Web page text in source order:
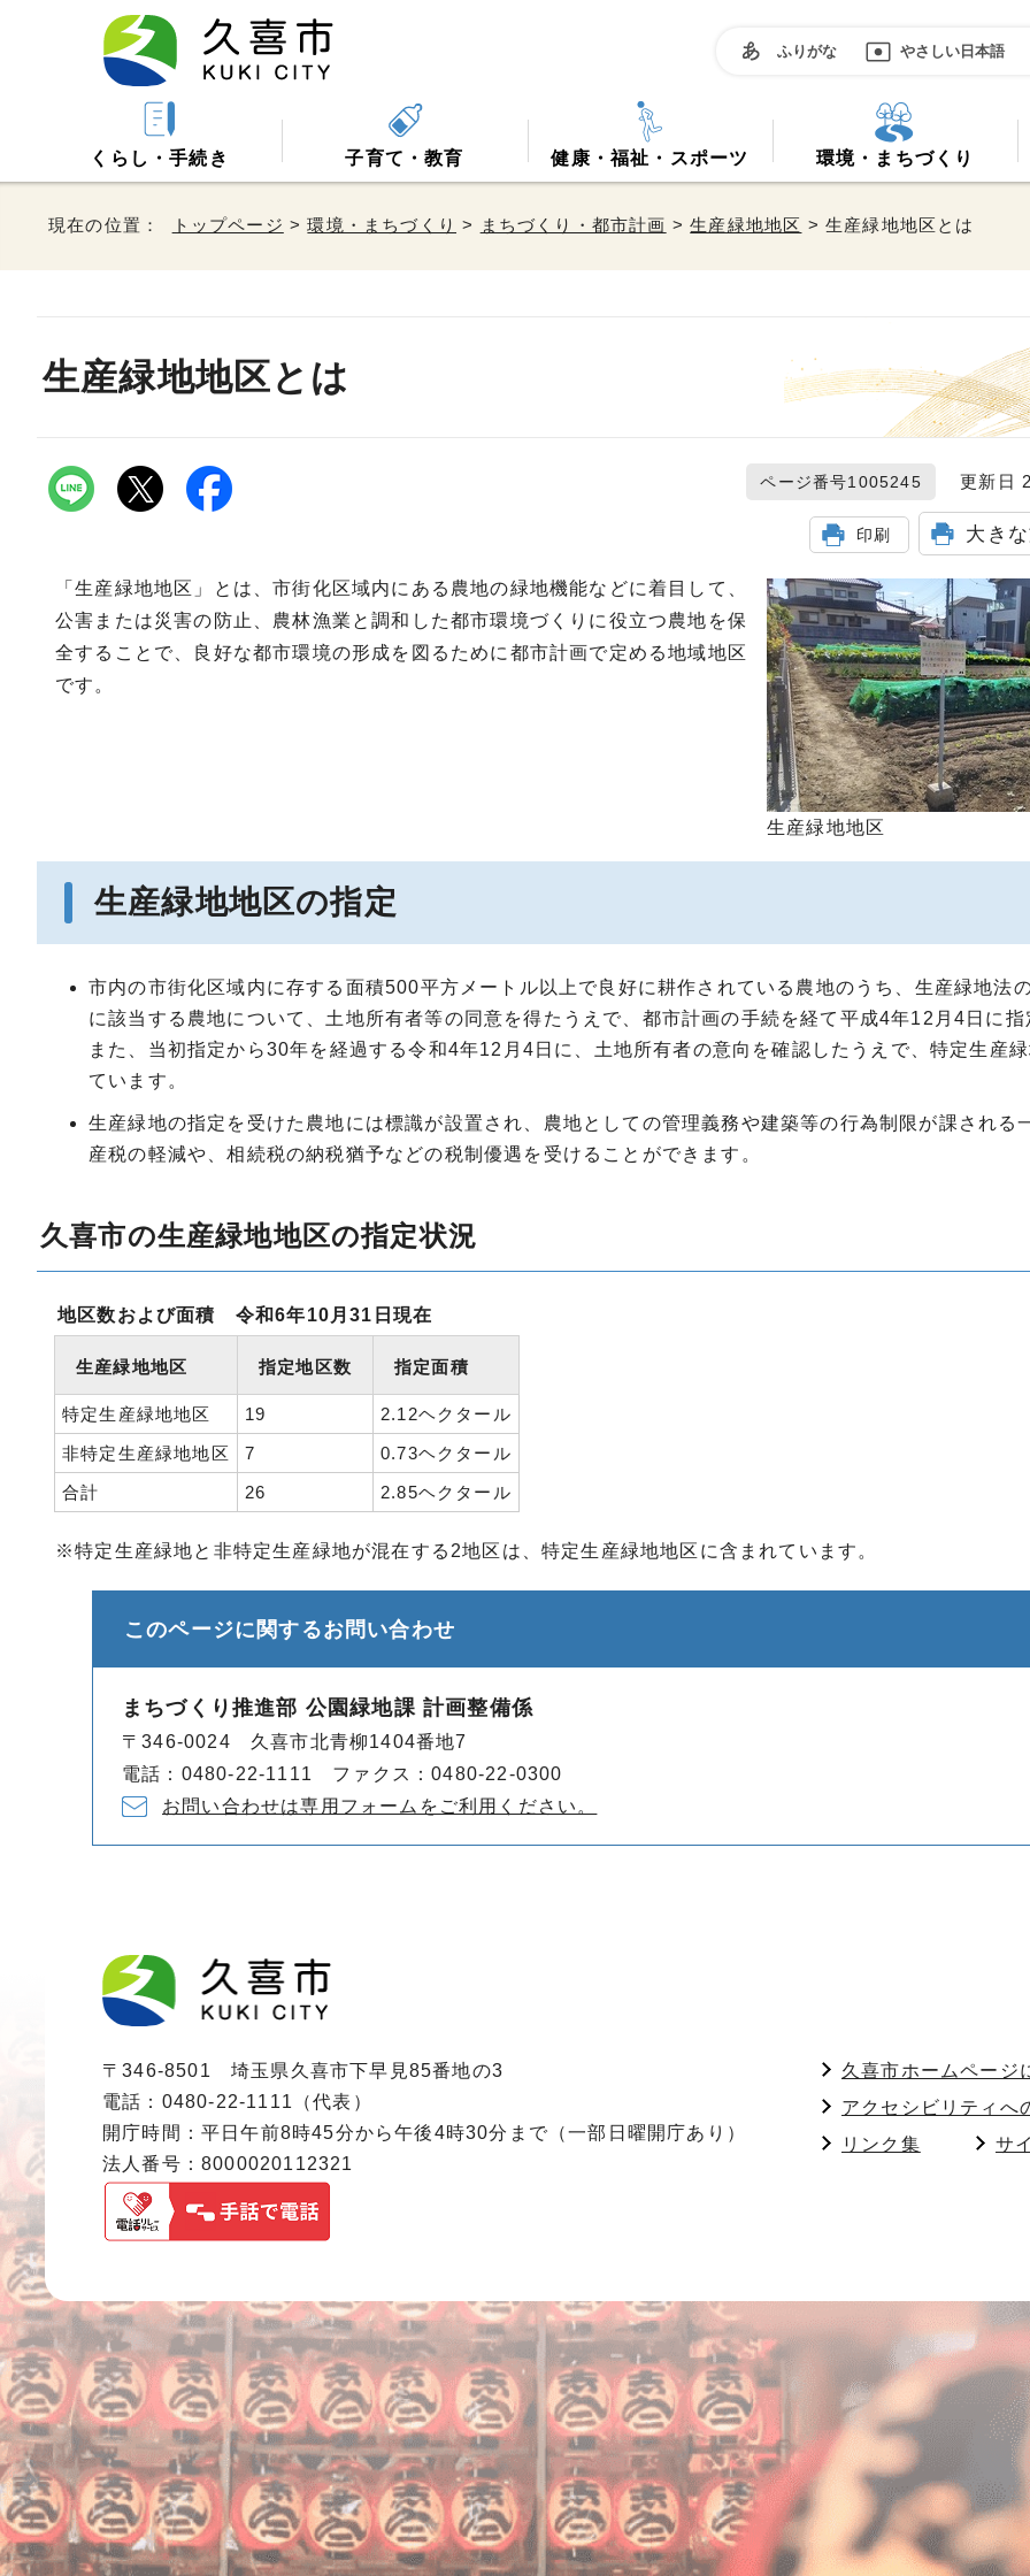
ふりがな やさしい日本語
くらし・手続き 子育て・教育 健康・福祉・スポーツ 環境・まちづくり
現在の位置： トップページ >環境・まちづくり > まちづくり・都市計画 >生産緑地地区 > 生産緑地地区とは
生産緑地地区とは
ページ番号1005245 更新日
印刷 大き
生産緑地地区
「生産緑地地区」とは、市街化区域内にある農地の緑地機能などに着目して、
公害または災害の防止、農林漁業と調和した都市環境づくりに役立つ農地を保
全することで、良好な都市環境の形成を図るために都市計画で定める地域地区
です。
生産緑地地区の指定
市内の市街化区域内に存する面積500平方メートル以上で良好に耕作されている農地のうち、生産緑地法
に該当する農地について、土地所有者等の同意を得たうえで、都市計画の手続を経て平成4年12月4日に指
また、当初指定から30年を経過する令和4年12月4日に、土地所有者の意向を確認したうえで、特定生産
ています。
生産緑地の指定を受けた農地には標識が設置され、農地としての管理義務や建築等の行為制限が課される
産税の軽減や、相続税の納税猶予などの税制優遇を受けることができます。
久喜市の生産緑地地区の指定状況
地区数および面積 令和6年10月31日現在
生産緑地地区 指定地区数 指定面積
特定生産緑地地区 19
2.12ヘクタール
非特定生産緑地地区
7
0.73ヘクタール
合計
26 2.85ヘクタール
※特定生産緑地と非特定生産緑地が混在する2地区は、特定生産緑地地区に含まれています。
このページに関するお問い合わせ
まちづくり推進部 公園緑地課 計画整備係
〒346-0024 久喜市北青柳1404番地7
電話：0480-22-1111 ファクス：0480-22-0300
お問い合わせは専用フォームをご利用ください。
〒346-8501 埼玉県久喜市下早見85番地の3
電話：0480-22-1111（代表）
開庁時間：平日午前8時45分から午後4時30分まで（一部日曜開庁あり）
法人番号：8000020112321
久喜市ホームページ
アクセシビリティへ
リンク集
サ